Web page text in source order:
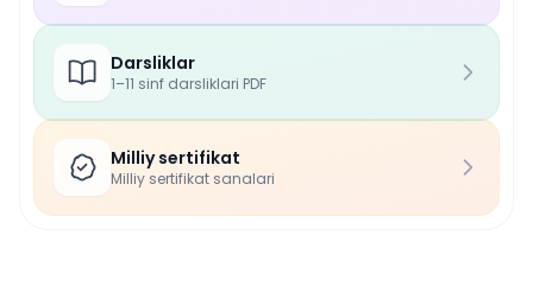
Darsliklar
1–11 sinf darsliklari PDF
Milliy sertifikat
Milliy sertifikat sanalari